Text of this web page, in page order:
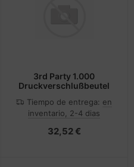
3rd Party 1.000
Druckverschlußbeutel
Tiempo de entrega: en
inventario, 2-4 dias
32,52 €